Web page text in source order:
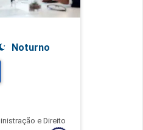
Noturno
e Direito
para Inscrição